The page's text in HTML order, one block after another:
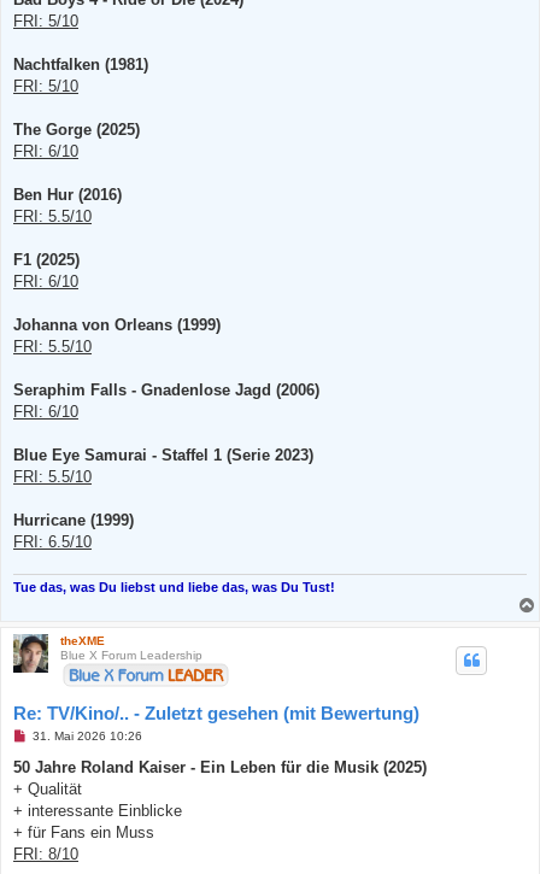
r
B
e
t
a
FRI: 5/10
Nachtfalken (1981)
FRI: 5/10
The Gorge (2025)
FRI: 6/10
Ben Hur (2016)
FRI: 5.5/10
F1 (2025)
FRI: 6/10
Johanna von Orleans (1999)
FRI: 5.5/10
Seraphim Falls - Gnadenlose Jagd (2006)
FRI: 6/10
Blue Eye Samurai - Staffel 1 (Serie 2023)
FRI: 5.5/10
Hurricane (1999)
FRI: 6.5/10
Tue das, was Du liebst und liebe das, was Du Tust!
theXME
Blue X Forum Leadership
Re: TV/Kino/.. - Zuletzt gesehen (mit Bewertung)
U
g
l
e
e
n
e
31. Mai 2026 10:26
50 Jahre Roland Kaiser - Ein Leben für die Musik (2025)
+ Qualität
+ interessante Einblicke
+ für Fans ein Muss
FRI: 8/10